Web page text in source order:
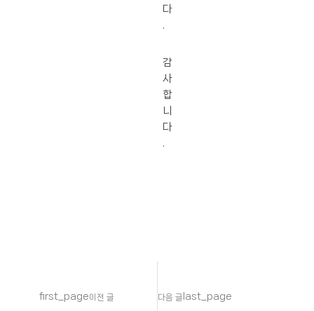
다
.
감
사
합
니
다
.
first_page이전 글 다음 글 last_page